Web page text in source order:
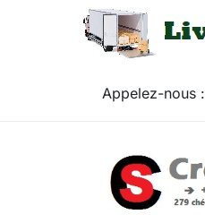
Appelez-nous :